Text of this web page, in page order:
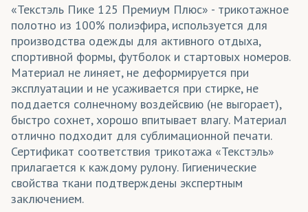
«Текстэль Пике 125 Премиум Плюс» - трикотажное
полотно из 100% полиэфира, используется для
производства одежды для активного отдыха,
спортивной формы, футболок и стартовых номеров.
Материал не линяет, не деформируется при
эксплуатации и не усаживается при стирке, не
поддается солнечному воздейсвию (не выгорает),
быстро сохнет, хорошо впитывает влагу. Материал
отлично подходит для сублимационной печати.
Сертификат соответствия трикотажа «Текстэль»
прилагается к каждому рулону. Гигиенические
свойства ткани подтверждены экспертным
заключением.